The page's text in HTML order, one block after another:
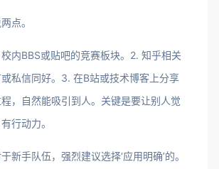
点。
内BBS或贴吧的竞赛板块。2. 知乎相关
私信同好。3. 在B站或技术博客上分享
，自然能吸引到人。关键是要让别人觉
行动力。
新手队伍，强烈建议选择‘应用明确’的。